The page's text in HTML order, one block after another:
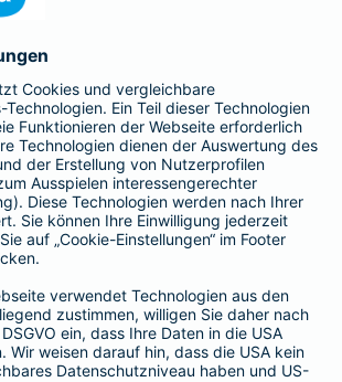
zu entrichtenden Versicherungsprämie
eV,
Berlin
Kranken- / Pflege-Versicherungen,
Berlin